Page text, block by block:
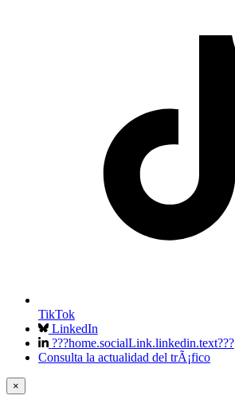
TikTok
LinkedIn
???home.socialLink.linkedin.text???
Consulta la actualidad del trÃ¡fico
×